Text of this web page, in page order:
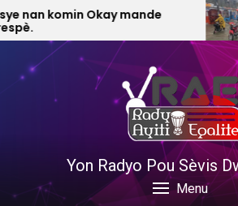
Skip
to
content
nan komin Okay mande
Yon Radyo Pou Sèvis
Menu